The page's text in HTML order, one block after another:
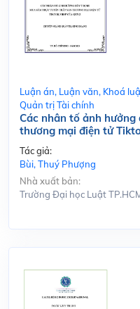
Luận án, Luận văn, Khoá
Quản trị Tài chính
Các nhân tố ảnh
thương mại điện tử
Tác giả:
Bùi, Thuý Phượng
Nhà xuất bản:
Trường Đại học Luật